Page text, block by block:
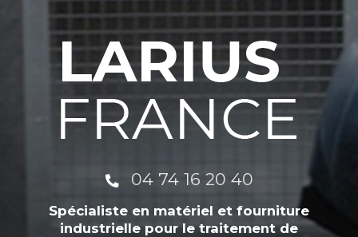
04 74 16 20 40
Spécialiste en matériel et fourniture
industrielle pour le traitement de